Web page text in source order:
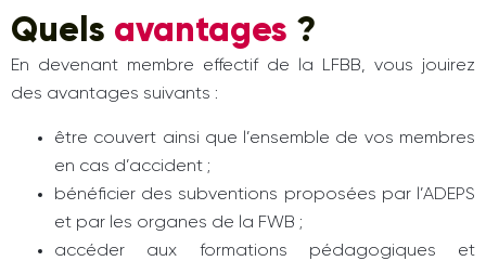
Quels avantages ?
En devenant membre effectif de la LFBB, vous jouirez
des avantages suivants :
être couvert ainsi que l’ensemble de vos membres
en cas d’accident ;
bénéficier des subventions proposées par l’ADEPS
et par les organes de la FWB ;
accéder aux formations pédagogiques et